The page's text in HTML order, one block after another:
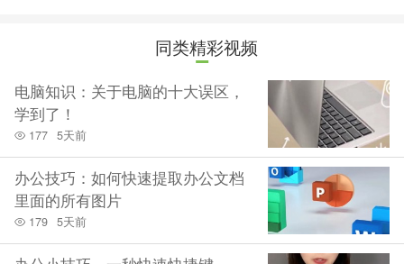
同类精彩视频
电脑知识：关于电脑的十大误区，
学到了！
177 5天前
办公技巧：如何快速提取办公文档
里面的所有图片
179 5天前